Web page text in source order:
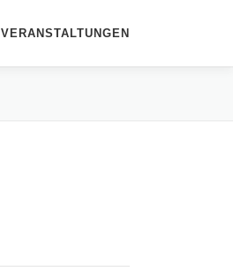
VERANSTALTUNGEN